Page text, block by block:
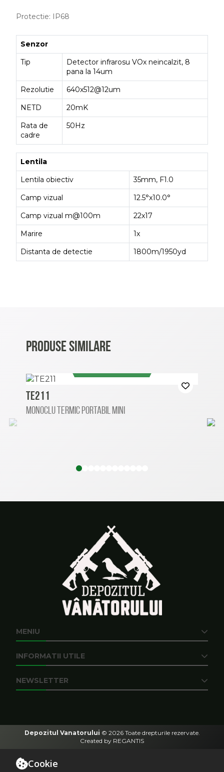
Cookie
Protectie: IP68
Senzor
Tip
Detector infrarosu VOx neincalzit, 8
pana la 14um
Rezolutie
640x512@12um
NETD
20mK
Rata de
cadre
50Hz
Lentila
Lentila obiectiv
35mm, F1.0
Camp vizual
12.5°x10.0°
Camp vizual m@100m
22x17
Marire
1x
Distanta de detectie
1800m/1950yd
PRODUSE SIMILARE
TE211
Monoclu termic portabil mini
MENIU
INFORMATII UTILE
NEWSLETTER
Depozitul Vanatorului © 2026 Toate drepturile rezervate.
Created by REGANTIS